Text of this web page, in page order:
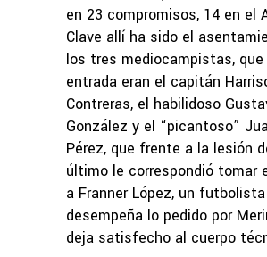
en 23 compromisos, 14 en el
Clave allí ha sido el
los tres mediocampistas, que
entrada eran el capitán
Contreras, el habilidoso
González y el “picantoso”
Pérez, que frente a la lesión
último le correspondió tomar
a Franner López, un
desempeña lo pedido por
deja satisfecho al cuerpo